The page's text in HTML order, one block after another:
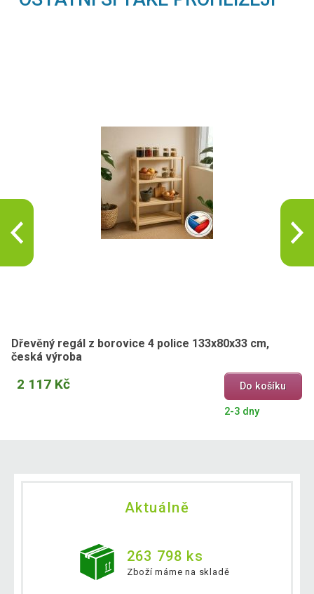
Dřevěný regál z borovice 4 police 133x80x33 cm,
česká výroba
2 117 Kč Do košíku
2-3 dny
Aktuálně
263 798 ks
Zboží máme na skladě